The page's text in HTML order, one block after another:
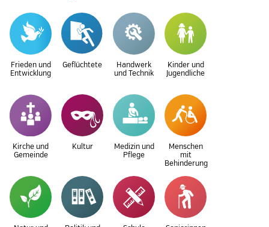
Frieden und
Entwicklung
Geflüchtete
Handwerk
und Technik
Kinder und
Jugendliche
Kirche und
Gemeinde
Kultur
Medizin und
Pflege
Menschen
mit
Behinderung